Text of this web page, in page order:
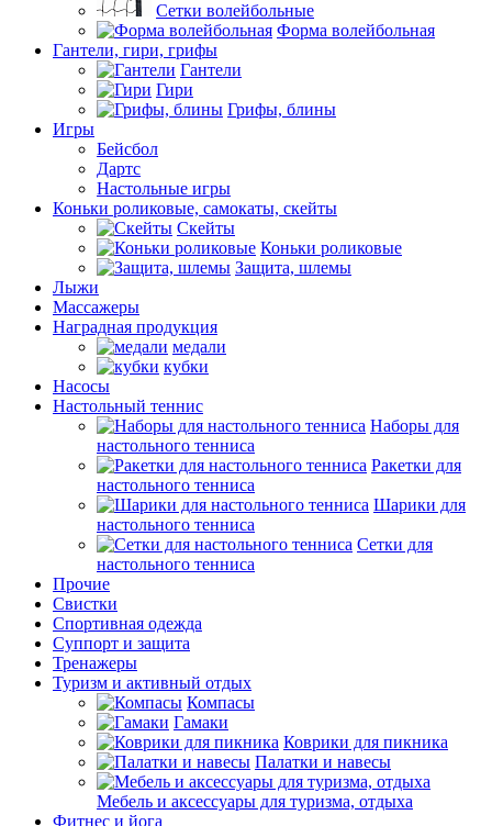
Сетки волейбольные
Форма волейбольная
Гантели, гири, грифы
Гантели
Гири
Грифы, блины
Игры
Бейсбол
Дартс
Настольные игры
Коньки роликовые, самокаты, скейты
Скейты
Коньки роликовые
Защита, шлемы
Лыжи
Массажеры
Наградная продукция
медали
кубки
Насосы
Настольный теннис
Наборы для
настольного тенниса
Ракетки для
настольного тенниса
Шарики для
настольного тенниса
Сетки для
настольного тенниса
Прочие
Свистки
Спортивная одежда
Суппорт и защита
Тренажеры
Туризм и активный отдых
Компасы
Гамаки
Коврики для пикника
Палатки и навесы
Мебель и аксессуары для туризма, отдыха
Фитнес и йога